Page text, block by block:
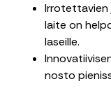
Irrotettavien
laite on
laseille.
nosto